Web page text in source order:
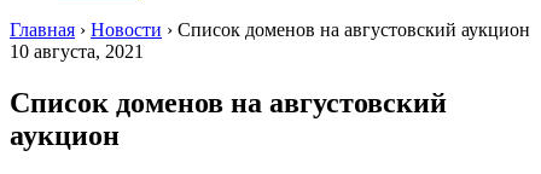
Главная › Новости › Список доменов на августовский аукцион
10 августа, 2021
Список доменов на августовский
аукцион